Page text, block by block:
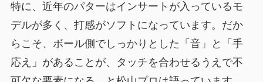
特に、近年のパターはインサートが入っているモ
デルが多く、打感がソフトになっています。だか
らこそ、ボール側でしっかりとした「音」と「手
応え」があることが、タッチを合わせるうえで不